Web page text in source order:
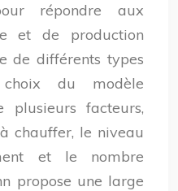
répondre aux
et de production
de différents types
du modèle
plusieurs facteurs,
chauffer, le niveau
et le nombre
propose une large